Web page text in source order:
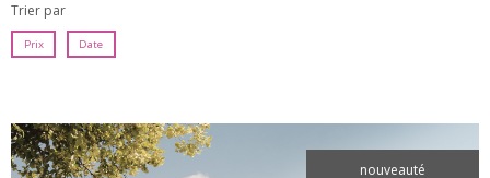
Trier par
Prix Date
nouveauté